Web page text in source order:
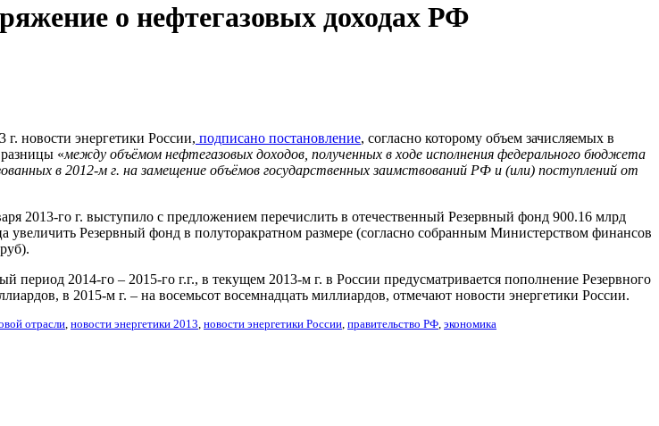
о нефтегазовых доходах РФ
новости энергетики России, подписано постановление, согласно которому объем зачисляемых в
«между объёмом нефтегазовых доходов, полученных в ходе исполнения федерального бюджета
в 2012-м г. на замещение объёмов государственных заимствований РФ и (или) поступлений от
2013-го г. выступило с предложением перечислить в отечественный Резервный фонд 900.16 млрд
увеличить Резервный фонд в полуторакратном размере (согласно собранным Министерством финансов
2014-го – 2015-го г.г., в текущем 2013-м г. в России предусматривается пополнение Резервного
в 2015-м г. – на восемьсот восемнадцать миллиардов, отмечают новости энергетики России.
отрасли, новости энергетики 2013, новости энергетики России, правительство РФ, экономика